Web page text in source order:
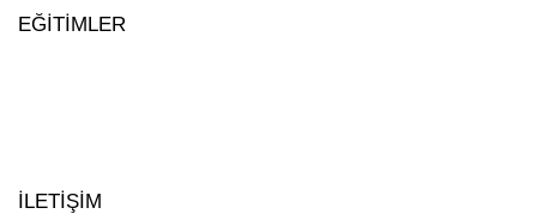
EĞİTİMLER
İLETİŞİM